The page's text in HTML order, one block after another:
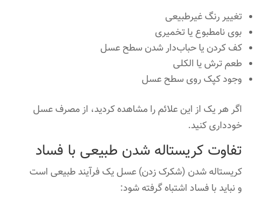
تغییر رنگ غیرطبیعی
بوی نامطبوع یا تخمیری
کف کردن یا حباب‌دار شدن سطح عسل
طعم ترش یا الکلی
وجود کپک روی سطح عسل
اگر هر یک از این علائم را مشاهده کردید، از مصرف عسل
خودداری کنید.
تفاوت کریستاله شدن طبیعی با فساد
کریستاله شدن (شکرک زدن) عسل یک فرآیند طبیعی است
و نباید با فساد اشتباه گرفته شود: